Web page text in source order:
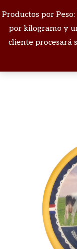
Productos por
por kilogramo y
cliente procesará